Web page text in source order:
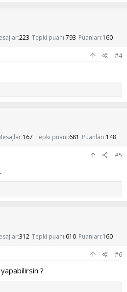
223 Tepki puanı 793 Puanları 160
#4
167 Tepki puanı 681 Puanları 148
#5
312 Tepki puanı 610 Puanları 160
#6
?